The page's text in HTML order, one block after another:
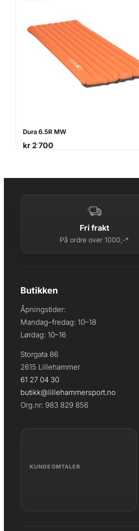
Dura 6.5R MW
kr2 700
Fri frakt
På ordre over 1000,-*
Butikken
Åpningstider:
Mandag–fredag: 10–18
Lørdag: 10–16
Storgata 86
2615 Lillehammer
61 27 04 30
butikk@lillehammersport.no
Org.nr: 983 829 856
KUNDEOMTALER